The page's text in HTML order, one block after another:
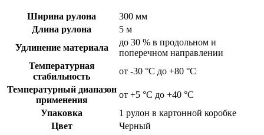
Ширина рулона
300 мм
Длина рулона
5 м
Удлинение материала
до 30 % в продольном и
поперечном направлении
Температурная
стабильность
от -30 °C до +80 °C
Температурный диапазон
применения
от +5 °C до +40 °C
Упаковка
1 рулон в картонной коробке
Цвет
Черный